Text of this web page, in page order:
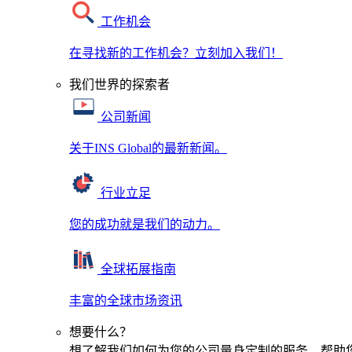
工作机会
在寻找新的工作机会？立刻加入我们！
我们世界的探索者
公司新闻
关于INS Global的最新新闻。
行业立足
您的成功就是我们的动力。
全球拓展指南
丰富的全球市场资讯
想要什么？